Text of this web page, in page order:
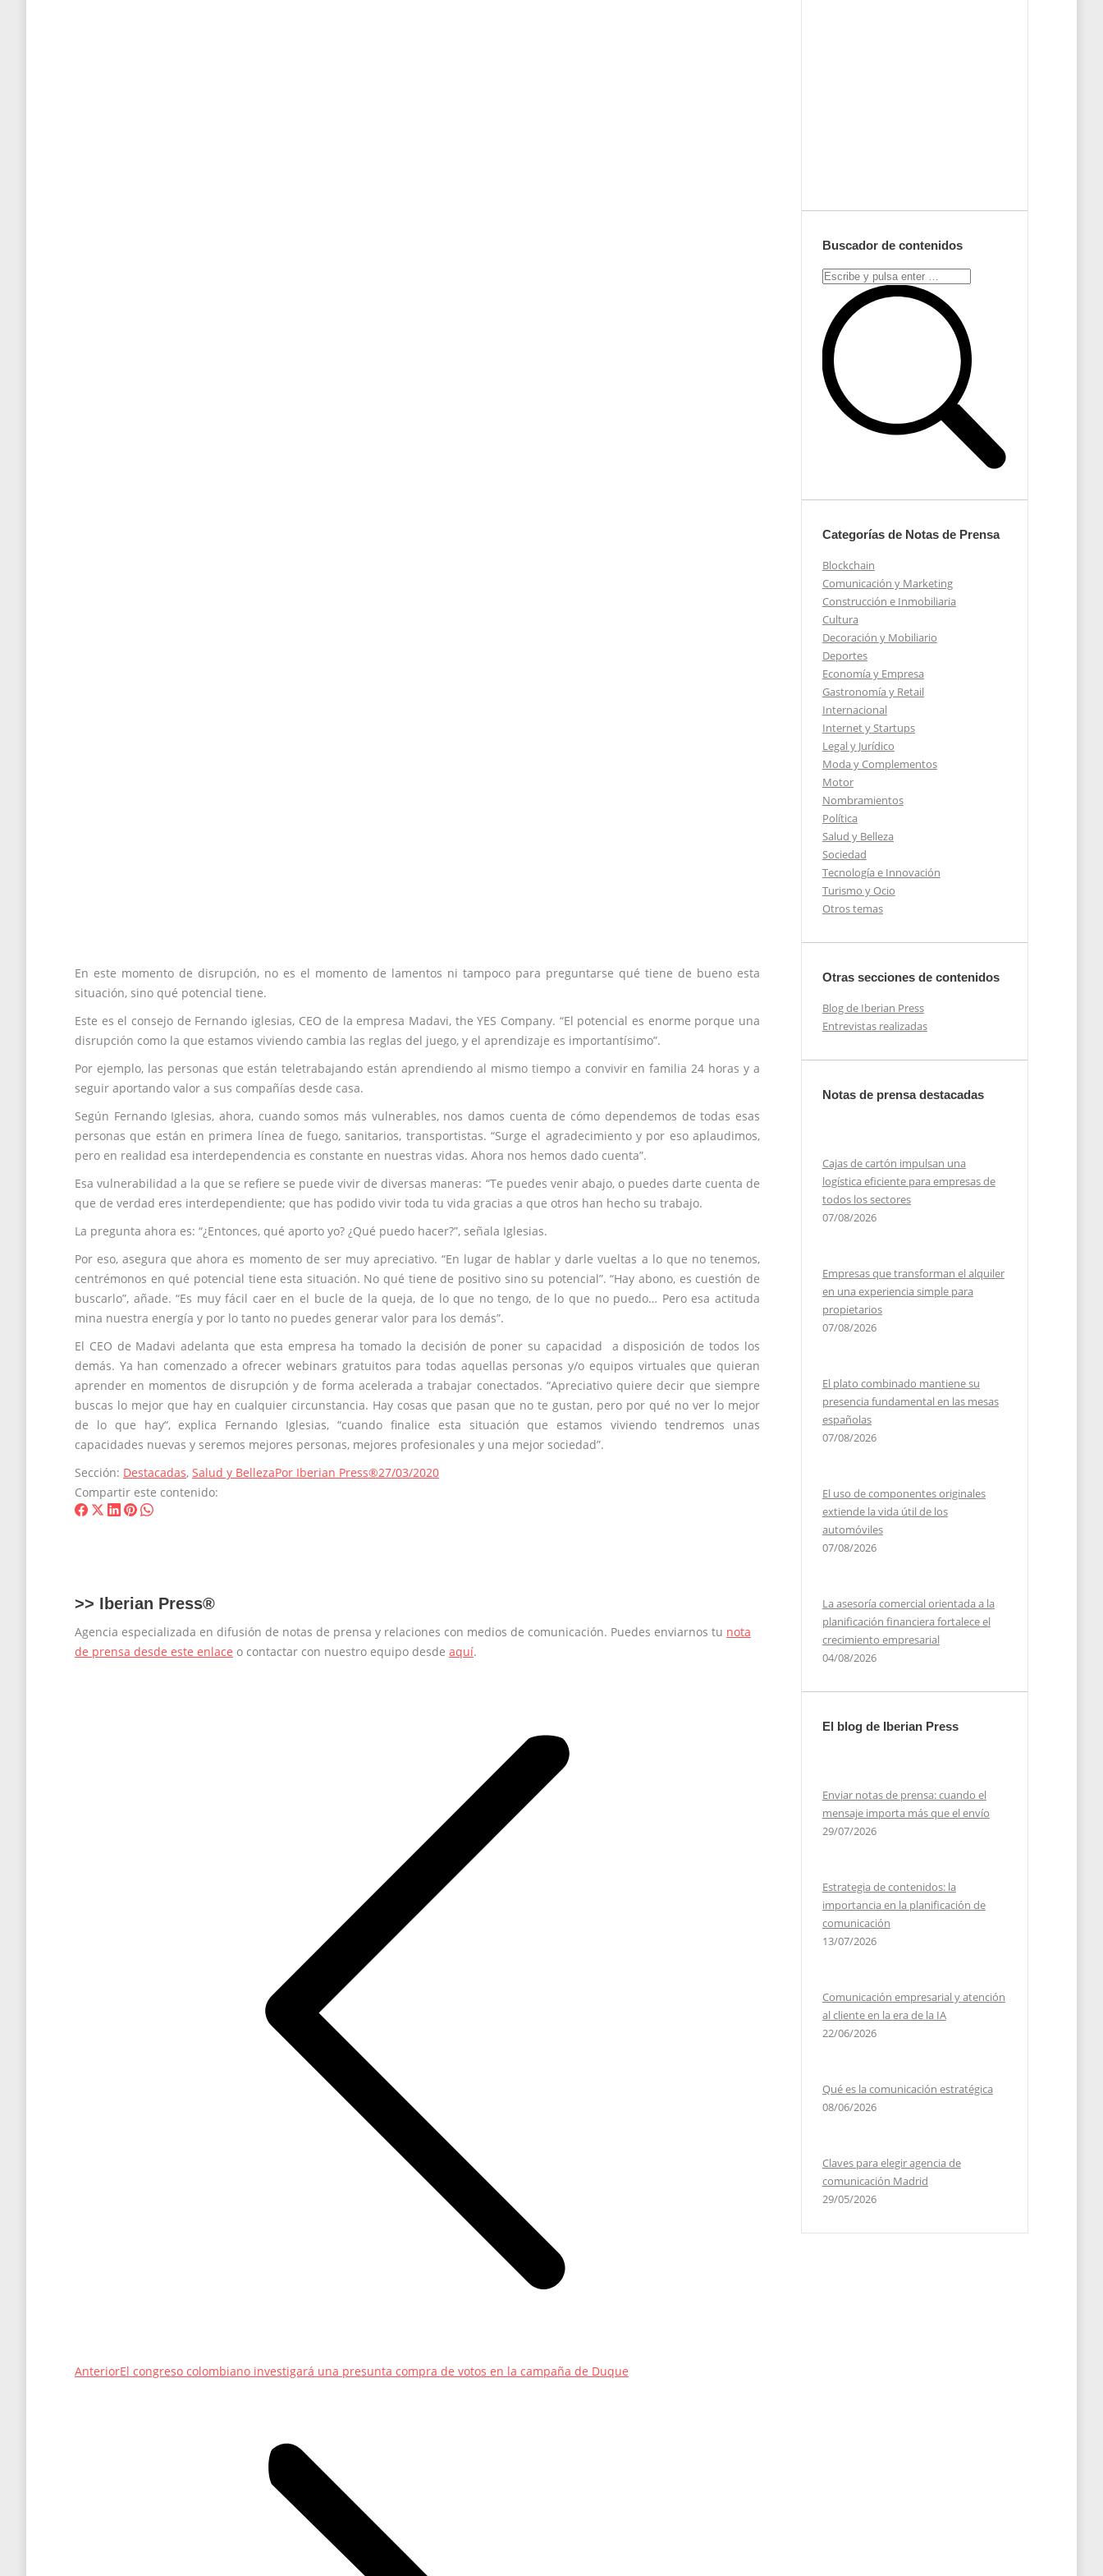
En este momento de disrupción, no es el momento de lamentos ni tampoco para preguntarse qué tiene de bueno esta
situación, sino qué potencial tiene.
Este es el consejo de Fernando iglesias, CEO de la empresa Madavi, the YES Company. “El potencial es enorme porque una
disrupción como la que estamos viviendo cambia las reglas del juego, y el aprendizaje es importantísimo”.
Por ejemplo, las personas que están teletrabajando están aprendiendo al mismo tiempo a convivir en familia 24 horas y a
seguir aportando valor a sus compañías desde casa.
Según Fernando Iglesias, ahora, cuando somos más vulnerables, nos damos cuenta de cómo dependemos de todas esas
personas que están en primera línea de fuego, sanitarios, transportistas. “Surge el agradecimiento y por eso aplaudimos,
pero en realidad esa interdependencia es constante en nuestras vidas. Ahora nos hemos dado cuenta”.
Esa vulnerabilidad a la que se refiere se puede vivir de diversas maneras: “Te puedes venir abajo, o puedes darte cuenta de
que de verdad eres interdependiente; que has podido vivir toda tu vida gracias a que otros han hecho su trabajo.
La pregunta ahora es: “¿Entonces, qué aporto yo? ¿Qué puedo hacer?”, señala Iglesias.
Por eso, asegura que ahora es momento de ser muy apreciativo. “En lugar de hablar y darle vueltas a lo que no tenemos,
centrémonos en qué potencial tiene esta situación. No qué tiene de positivo sino su potencial”. “Hay abono, es cuestión de
buscarlo”, añade. “Es muy fácil caer en el bucle de la queja, de lo que no tengo, de lo que no puedo… Pero esa actituda
mina nuestra energía y por lo tanto no puedes generar valor para los demás”.
El CEO de Madavi adelanta que esta empresa ha tomado la decisión de poner su capacidad a disposición de todos los
demás. Ya han comenzado a ofrecer webinars gratuitos para todas aquellas personas y/o equipos virtuales que quieran
aprender en momentos de disrupción y de forma acelerada a trabajar conectados. “Apreciativo quiere decir que siempre
buscas lo mejor que hay en cualquier circunstancia. Hay cosas que pasan que no te gustan, pero por qué no ver lo mejor
de lo que hay“, explica Fernando Iglesias, “cuando finalice esta situación que estamos viviendo tendremos unas
capacidades nuevas y seremos mejores personas, mejores profesionales y una mejor sociedad”.
Sección: Destacadas, Salud y BellezaPor Iberian Press®27/03/2020
Compartir este contenido:
ShareShareShare
ShareShare
>> Iberian Press®
Agencia especializada en difusión de notas de prensa y relaciones con medios de comunicación. Puedes enviarnos tu nota
de prensa desde este enlace o contactar con nuestro equipo desde aquí.
AnteriorEntrada
El congreso colombiano investigará una presunta compra de votos en la campaña de Duque
Buscador de contenidos
Search:
Categorías de Notas de Prensa
Blockchain
Comunicación y Marketing
Construcción e Inmobiliaria
Cultura
Decoración y Mobiliario
Deportes
Economía y Empresa
Gastronomía y Retail
Internacional
Internet y Startups
Legal y Jurídico
Moda y Complementos
Motor
Nombramientos
Política
Salud y Belleza
Sociedad
Tecnología e Innovación
Turismo y Ocio
Otros temas
Otras secciones de contenidos
Blog de Iberian Press
Entrevistas realizadas
Notas de prensa destacadas
Cajas de cartón impulsan una
logística eficiente para empresas de
todos los sectores
07/08/2026
Empresas que transforman el alquiler
en una experiencia simple para
propietarios
07/08/2026
El plato combinado mantiene su
presencia fundamental en las mesas
españolas
07/08/2026
El uso de componentes originales
extiende la vida útil de los
automóviles
07/08/2026
La asesoría comercial orientada a la
planificación financiera fortalece el
crecimiento empresarial
04/08/2026
El blog de Iberian Press
Enviar notas de prensa: cuando el
mensaje importa más que el envío
29/07/2026
Estrategia de contenidos: la
importancia en la planificación de
comunicación
13/07/2026
Comunicación empresarial y atención
al cliente en la era de la IA
22/06/2026
Qué es la comunicación estratégica
08/06/2026
Claves para elegir agencia de
comunicación Madrid
29/05/2026